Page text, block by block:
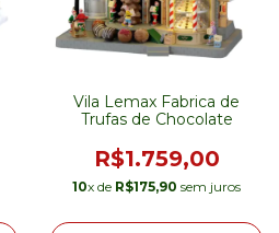
Vila Lemax Fabrica de
Trufas de Chocolate
R$1.759,00
10x de R$175,90 sem juros